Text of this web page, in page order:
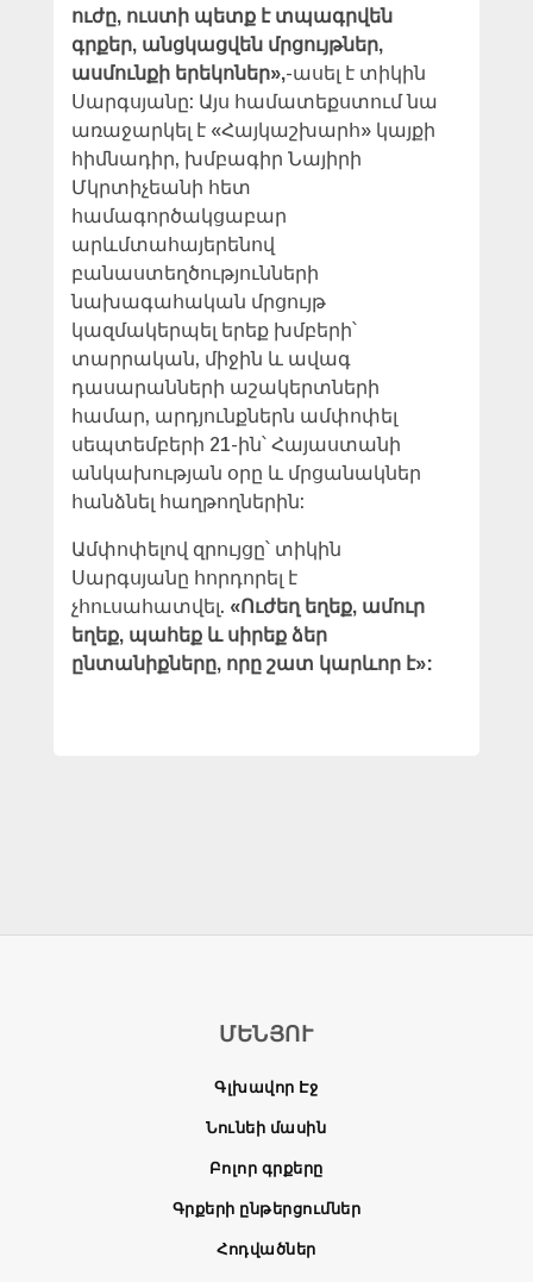
ուժը, ուստի պետք է տպագրվեն
գրքեր, անցկացվեն մրցույթներ,
ասմունքի երեկոներ»,-ասել է տիկին
Սարգսյանը: Այս համատեքստում նա
առաջարկել է «Հայկաշխարհ» կայքի
հիմնադիր, խմբագիր Նայիրի
Մկրտիչեանի հետ
համագործակցաբար
արևմտահայերենով
բանաստեղծությունների
նախագահական մրցույթ
կազմակերպել երեք խմբերի՝
տարրական, միջին և ավագ
դասարանների աշակերտների
համար, արդյունքներն ամփոփել
սեպտեմբերի 21-ին՝ Հայաստանի
անկախության օրը և մրցանակներ
հանձնել հաղթողներին:
Ամփոփելով զրույցը՝ տիկին
Սարգսյանը հորդորել է
չհուսահատվել. «Ուժեղ եղեք, ամուր
եղեք, պահեք և սիրեք ձեր
ընտանիքները, որը շատ կարևոր է»:
ՄԵՆՅՈՒ
Գլխավոր Էջ
Նունեի մասին
Բոլոր գրքերը
Գրքերի ընթերցումներ
Հոդվածներ